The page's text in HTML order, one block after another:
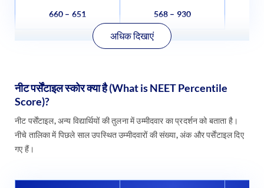
660 – 651 568 – 930
अधिक दिखाएं
नीट पर्सेंटाइल स्कोर क्या है (What is NEET Percentile
Score)?
नीट पर्सेंटाइल, अन्य विद्यार्थियों की तुलना में उम्मीदवार का प्रदर्शन को बताता है।
नीचे तालिका में पिछले साल उपस्थित उम्मीदवारों की संख्या, अंक और पर्सेंटाइल दिए
गए हैं।